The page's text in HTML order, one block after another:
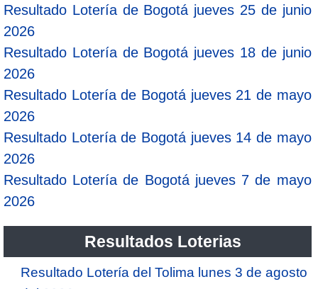
Resultado Lotería de Bogotá jueves 25 de junio
2026
Resultado Lotería de Bogotá jueves 18 de junio
2026
Resultado Lotería de Bogotá jueves 21 de mayo
2026
Resultado Lotería de Bogotá jueves 14 de mayo
2026
Resultado Lotería de Bogotá jueves 7 de mayo
2026
Resultados Loterias
Resultado Lotería del Tolima lunes 3 de agosto